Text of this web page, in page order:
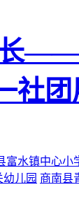
——
社
富水镇中心小
儿园 商南县